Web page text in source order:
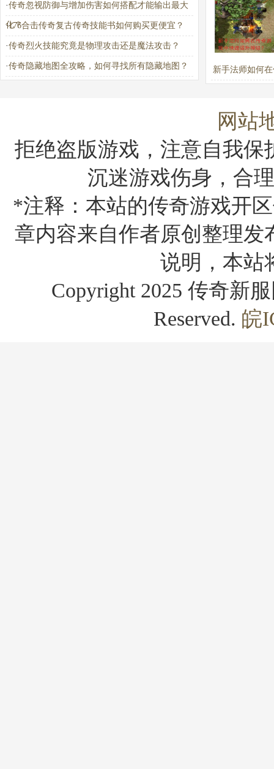
·传奇忽视防御与增加伤害如何搭配才能输出最大
化？
·176合击传奇复古传奇技能书如何购买更便宜？
·传奇烈火技能究竟是物理攻击还是魔法攻击？
·传奇隐藏地图全攻略，如何寻找所有隐藏地图？
宝典，如何成
一？
新手法师如何
网站
拒绝盗版游戏，注意自我
沉迷游戏伤身，合
*注释：本站的传奇游戏开
章内容来自作者原创整理
说明，本站
Copyright 2025 传奇新
Reserved. 皖